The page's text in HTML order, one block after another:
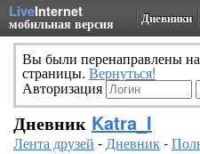
LiveInternet
мобильная версия Дневники
Вы были перенаправлены
страницы. Вернуться!
Авторизация
Дневник Katra_I
Лента друзей -Дневник-